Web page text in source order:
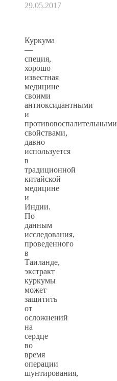
29.05.2017
Куркума
—
специя,
хорошо
известная
медицине
своими
антиоксидантными
и
противовоспалительными
свойствами,
давно
используется
в
традиционной
китайской
медицине
и
Индии.
По
данным
исследования,
проведенного
в
Таиланде,
экстракт
куркумы
может
защитить
от
осложнений
на
сердце
во
время
операции
шунтирования,